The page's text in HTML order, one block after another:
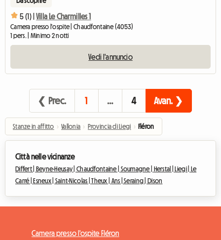
5 (1) | Villa Le Charmilles 1
Camera presso l'ospite | Chaudfontaine (4053)
1 pers. | Minimo 2 notti
Vedi l'annuncio
❮ Prec. 1 … 4 Avan. ❯
Stanze in affitto › Vallonia › Provincia di Liegi › Fléron
Città nelle vicinanze
Differt | Beyne-Heusay |Chaudfontaine | Soumagne | Herstal | Liegi |
Le
Carré |
Esneux | Saint-Nicolas |Theux | Ans |Seraing | Dison
Camera presso l'ospite Fléron